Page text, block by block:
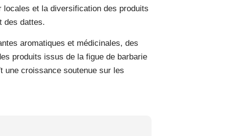
et la diversification des produits
des dattes.
aromatiques et médicinales, des
produits issus de la figue de barbarie
une croissance soutenue sur les